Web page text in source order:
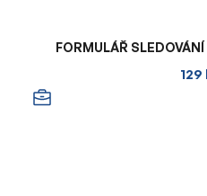
FORMULÁŘ
129